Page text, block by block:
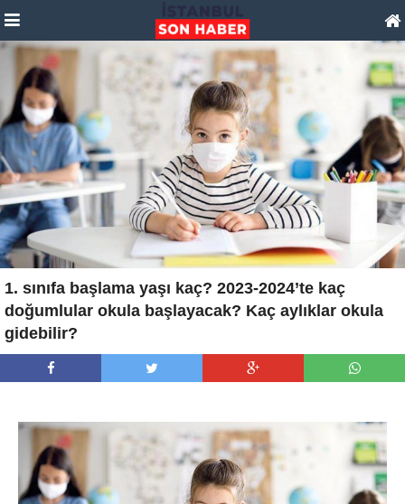
1. sınıfa başlama yaşı kaç? 2023-2024’te kaç
doğumlular okula başlayacak? Kaç aylıklar okula
gidebilir?